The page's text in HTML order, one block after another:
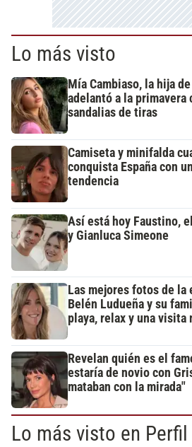
Lo más visto
Mía Cambiaso, la hija
adelantó a la
sandalias de tiras
Camiseta y minifalda
conquista España con
tendencia
Así está hoy Faustino,
y Gianluca Simeone
Las mejores fotos de la
Belén Ludueña y su
playa, relax y una visita
Revelan quién es el
estaría de novio con
mataban con la mirada"
Lo más visto en Perfil